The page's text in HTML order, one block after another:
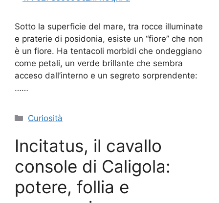
Sotto la superficie del mare, tra rocce illuminate
e praterie di posidonia, esiste un “fiore” che non
è un fiore. Ha tentacoli morbidi che ondeggiano
come petali, un verde brillante che sembra
acceso dall’interno e un segreto sorprendente:
……
Categorie
Curiosità
Incitatus, il cavallo
console di Caligola:
potere, follia e